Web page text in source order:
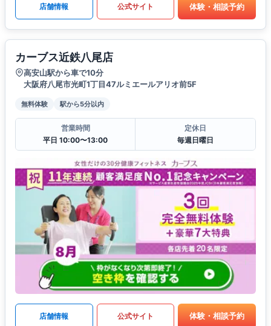
店舗情報 公式サイト 体験・相談予約
カーブス近鉄八尾店
高安山駅から車で10分
大阪府八尾市光町1丁目47ルミエールアリオ前5F
無料体験 駅から5分以内
営業時間
平日 10:00〜13:00
定休日
毎週日曜日
店舗情報 公式サイト 体験・相談予約